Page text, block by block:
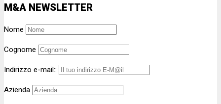
M&A NEWSLETTER
Nome
Cognome
Indirizzo e-mail::
Azienda